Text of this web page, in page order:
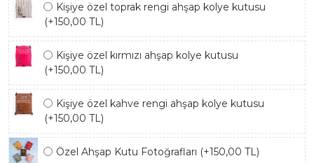
Kişiye özel toprak rengi ahşap kolye kutusu
(+150,00 TL)
Kişiye özel kırmızı ahşap kolye kutusu
(+150,00 TL)
Kişiye özel kahve rengi ahşap kolye kutusu
(+150,00 TL)
Özel Ahşap Kutu Fotoğrafları (+150,00 TL)